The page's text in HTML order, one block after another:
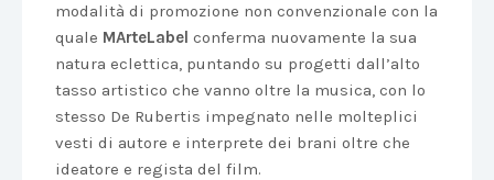
modalità di promozione non convenzionale con la
quale MArteLabel conferma nuovamente la sua
natura eclettica, puntando su progetti dall’alto
tasso artistico che vanno oltre la musica, con lo
stesso De Rubertis impegnato nelle molteplici
vesti di autore e interprete dei brani oltre che
ideatore e regista del film.